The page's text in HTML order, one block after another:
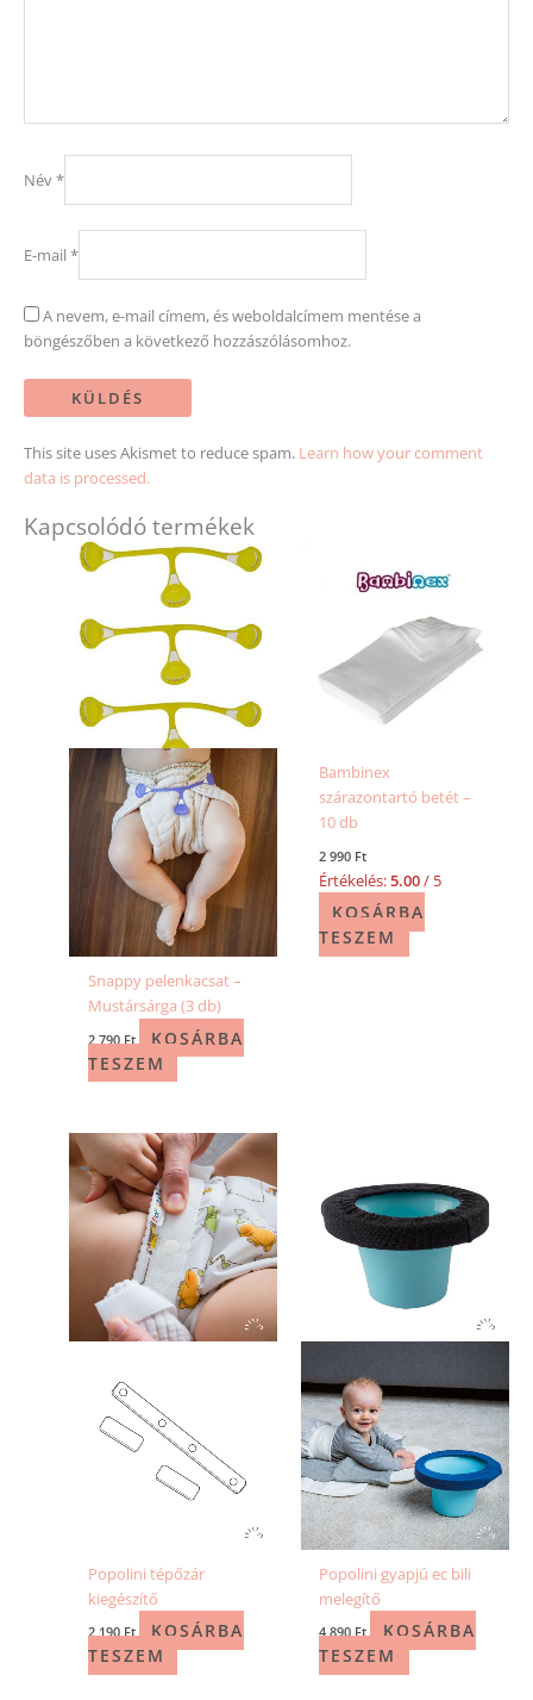
Név*
E-mail *
A nevem, e-mail címem, és weboldalcímem mentése a
böngészőben a következő hozzászólásomhoz.
This site uses Akismet to reduce spam. Learn how your comment
data is processed.
Kapcsolódó termékek
Snappy pelenkacsat –
Mustársárga (3 db)
2 790 Ft
KOSÁRBA
TESZEM
Bambinex
szárazontartó betét –
10 db
2 990 Ft
Értékelés:5.00/ 5
KOSÁRBA
TESZEM
Popolini tépőzár
kiegészítő
2 190Ft
KOSÁRBA
TESZEM
Popolini gyapjú ec bili
melegítő
4 890Ft
KOSÁRBA
TESZEM